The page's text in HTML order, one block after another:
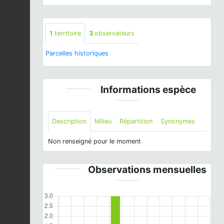
1 territoire 3 observateurs
Parcelles historiques
Informations espèce
Description Milieu Répartition Synonymes
Non renseigné pour le moment
Observations mensuelles